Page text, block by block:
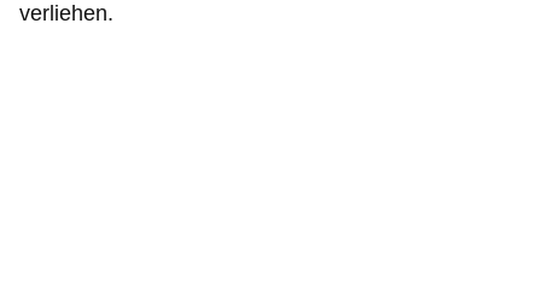
verliehen.